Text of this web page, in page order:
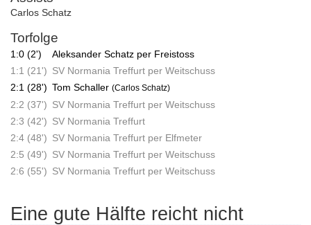
Carlos Schatz
Torfolge
1:0 (2')
Aleksander Schatz per Freistoss
1:1 (21') SV Normania Treffurt per Weitschuss
2:1 (28') Tom Schaller (Carlos Schatz)
2:2 (37') SV Normania Treffurt per Weitschuss
2:3 (42') SV Normania Treffurt
2:4 (48') SV Normania Treffurt per Elfmeter
2:5 (49') SV Normania Treffurt per Weitschuss
2:6 (55') SV Normania Treffurt per Weitschuss
Eine gute Hälfte reicht nicht